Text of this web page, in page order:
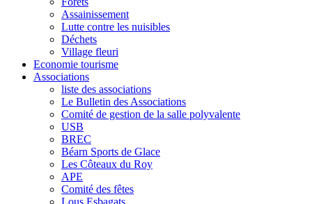
Assainissement
Lutte contre les nuisibles
Déchets
Village fleuri
Economie tourisme
Associations
liste des associations
Le Bulletin des Associations
Comité de gestion de la salle polyvalente
USB
BREC
Béarn Sports de Glace
Les Côteaux du Roy
APE
Comité des fêtes
Lous Esbagats